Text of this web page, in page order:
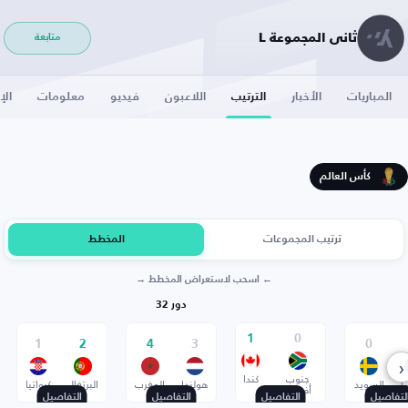
ثاني المجموعة L متابعة
المباريات الأخبار الترتيب اللاعبون فيديو معلومات
كأس العالم
ترتيب المجموعات المخطط
← اسحب لاستعراض المخطط →
دور 32
0
السويد
0
جنوب
أفريقيا
1
كندا
التفاصيل
3
هولندا
4
المغرب
التفاصيل
2
البرتغال
1
كرواتيا
التفاصيل
‹